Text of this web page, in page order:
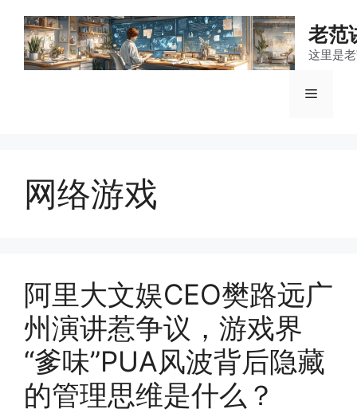
老范
这里是
菜
网络游戏
阿里大文娱CEO樊路远广
州演讲惹争议，游戏界
“爹味”PUA风波背后隐藏
的管理思维是什么？